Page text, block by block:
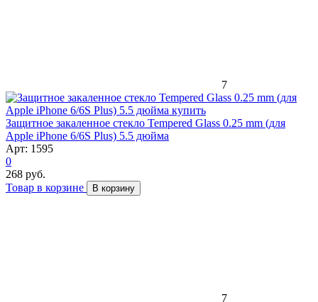
7
Защитное закаленное стекло Tempered Glass 0.25 mm (для
Apple iPhone 6/6S Plus) 5.5 дюйма
Арт: 1595
0
268 руб.
Товар в корзине
В корзину
7